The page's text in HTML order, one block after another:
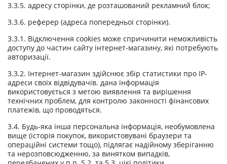
3.3.5. адресу сторінки, де розташований рекламний блок;
3.3.6. реферер (адреса попередньої сторінки).
3.3.1. Відключення cookies може спричинити неможливість
доступу до частин сайту інтернет-магазину, які потребують
авторизації.
3.3.2. Інтернет-магазин здійснює збір статистики про IP-
адреси своїх відвідувачів. дана інформація
використовується з метою виявлення та вирішення
технічних проблем, для контролю законності фінансових
платежів, що проводяться.
3.4. Будь-яка інша персональна інформація, необумовлена
вище (історія покупок, використовувані браузери та
операційні системи тощо), підлягає надійному зберіганню
та нерозповсюдженню, за винятком випадків,